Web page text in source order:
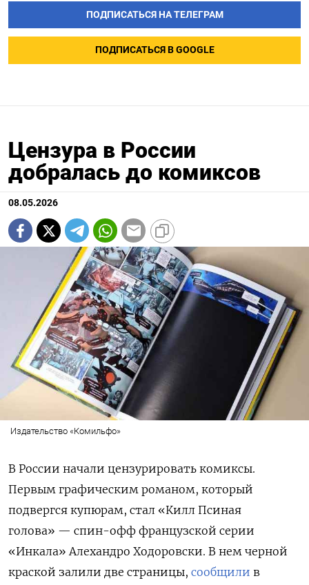
ПОДПИСАТЬСЯ НА ТЕЛЕГРАМ
ПОДПИСАТЬСЯ В GOOGLE
Цензура в России
добралась до комиксов
08.05.2026
Издательство «Комильфо»
В России начали цензурировать комиксы.
Первым графическим романом, который
подвергся купюрам, стал «Килл Псиная
голова» — спин-офф французской серии
«Инкала» Алехандро Ходоровски. В нем черной
краской залили две страницы, сообщили в